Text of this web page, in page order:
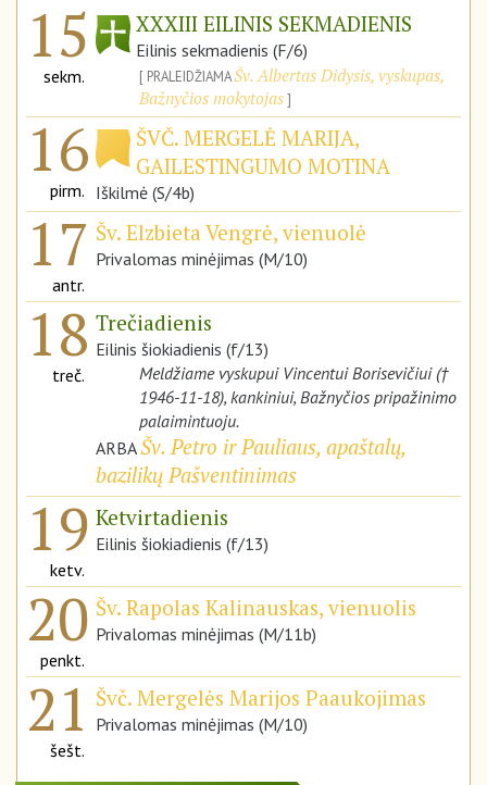
15
sekm.
XXXIII EILINIS SEKMADIENIS
Eilinis sekmadienis (F/6)
PRALEIDŽIAMAŠv. Albertas Didysis, vyskupas,
Bažnyčios mokytojas
16
pirm.
ŠVČ. MERGELĖ MARIJA,
GAILESTINGUMO MOTINA
Iškilmė (S/4b)
17
antr.
Šv. Elzbieta Vengrė, vienuolė
Privalomas minėjimas (M/10)
18
treč.
Trečiadienis
Eilinis šiokiadienis (f/13)
Meldžiame vyskupui Vincentui Borisevičiui (†
1946-11-18), kankiniui, Bažnyčios pripažinimo
palaimintuoju.
ARBAŠv. Petro ir Pauliaus, apaštalų,
bazilikų Pašventinimas
19
ketv.
Ketvirtadienis
Eilinis šiokiadienis (f/13)
20
penkt.
Šv. Rapolas Kalinauskas, vienuolis
Privalomas minėjimas (M/11b)
21
šešt.
Švč. Mergelės Marijos Paaukojimas
Privalomas minėjimas (M/10)